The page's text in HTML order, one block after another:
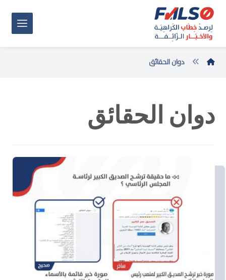
دوان الحقائق
دوان الحقائق